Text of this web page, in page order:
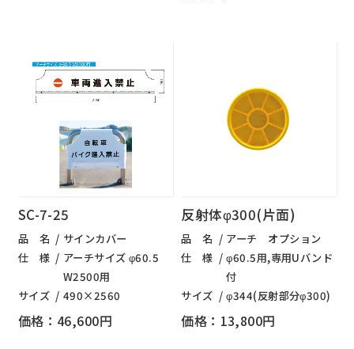
SC-7-25
品 名
サインカバー
仕 様
アーチサイズ φ60.5
W2500用
サイズ
490×2560
価格：46,600円
反射体φ300(片面)
品 名
アーチ オプション
仕 様
φ60.5用,専用Uバンド
付
サイズ
φ344(反射部分φ300)
価格：13,800円